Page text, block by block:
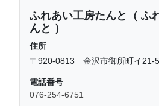
ふれあい工房たんと（ ふ
んと ）
住所
〒920-0813 金沢市御所町イ
電話番号
076-254-6751